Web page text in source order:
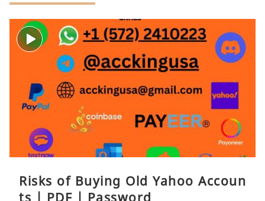
Risks of Buying Old Yahoo Accoun
ts | PDF | Password